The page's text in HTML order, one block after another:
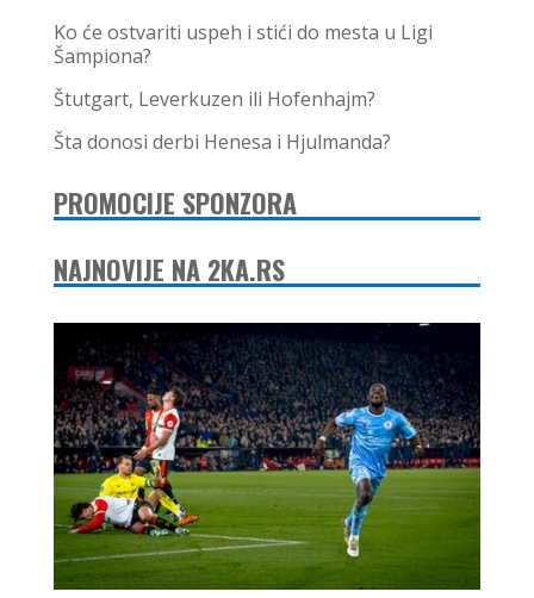
Ko će ostvariti uspeh i stići do mesta u Ligi
Šampiona?
Štutgart, Leverkuzen ili Hofenhajm?
Šta donosi derbi Henesa i Hjulmanda?
PROMOCIJE SPONZORA
NAJNOVIJE NA 2KA.RS